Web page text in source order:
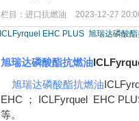
栏目： 进口抗燃油
2023-12-27
ICLFyrquel EHC PLUS 旭瑞达磷酸
旭瑞达磷酸酯抗燃油
旭瑞达磷酸酯抗燃油
EHC ； ICLFyrquel EHC
等。